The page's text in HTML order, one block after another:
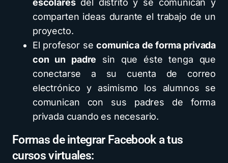
escolaresdel distrito y se comunican y
comparten ideas durante el trabajo de un
proyecto.
El profesor secomunica de forma privada
con un padre sin que éste tenga que
conectarse a su cuenta de correo
electrónico y asimismo los alumnos se
comunican con sus padres de forma
privada cuando es necesario.
Formas de integrar Facebook a tus
cursos virtuales: